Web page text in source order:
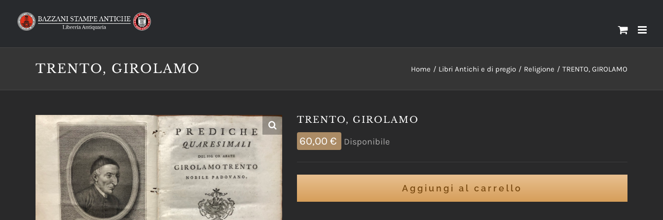
TRENTO, GIROLAMO Home Libri Antichi e di pregio Religione TRENTO, GIROLAMO
TRENTO, GIROLAMO
60,00 € Disponibile
Aggiungi al carrello